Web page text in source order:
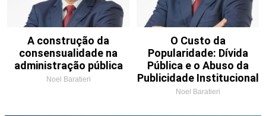
A construção da
consensualidade na
administração pública
Noel Baratieri
O Custo da
Popularidade: Dívida
Pública e o Abuso da
Publicidade Institucional
Noel Baratieri